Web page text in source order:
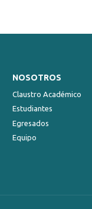
NOSOTROS
Claustro Académico
Estudiantes
Egresados
Equipo